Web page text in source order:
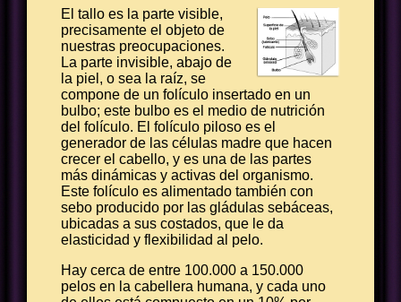
El tallo es la parte visible,
precisamente el objeto de
nuestras preocupaciones.
La parte invisible, abajo de
la piel, o sea la raíz, se
compone de un folículo insertado en un
bulbo; este bulbo es el medio de nutrición
del folículo. El folículo piloso es el
generador de las células madre que hacen
crecer el cabello, y es una de las partes
más dinámicas y activas del organismo.
Este folículo es alimentado también con
sebo producido por las gládulas sebáceas,
ubicadas a sus costados, que le da
elasticidad y flexibilidad al pelo.
Hay cerca de entre 100.000 a 150.000
pelos en la cabellera humana, y cada uno